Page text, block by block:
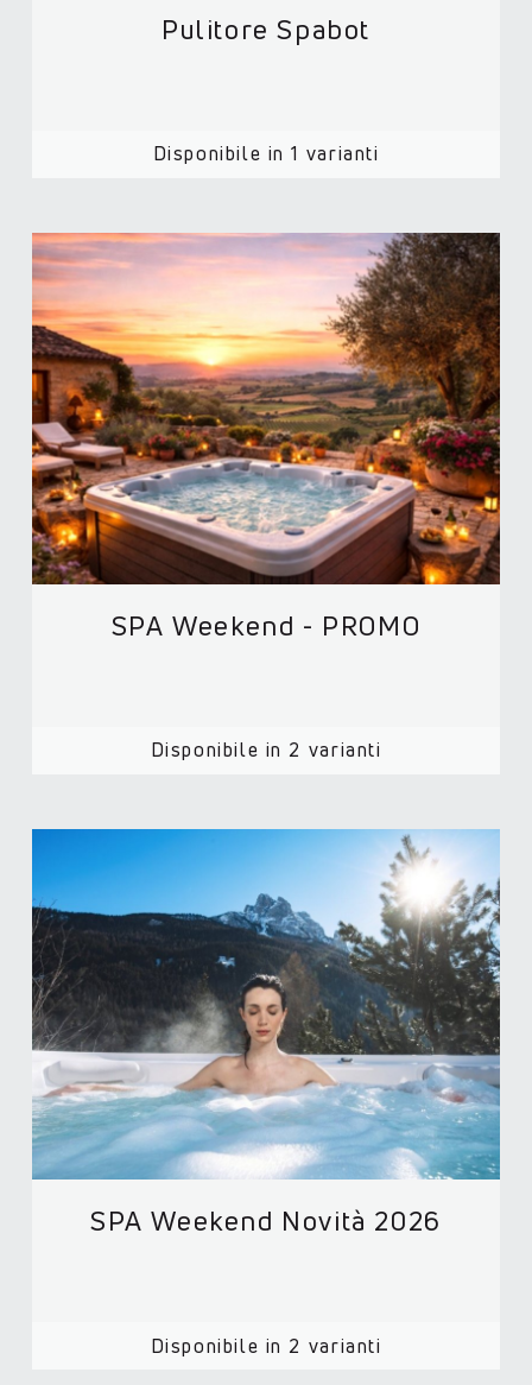
Pulitore Spabot
Disponibile in 1 varianti
SPA Weekend - PROMO
Disponibile in 2 varianti
SPA Weekend Novità 2026
Disponibile in 2 varianti